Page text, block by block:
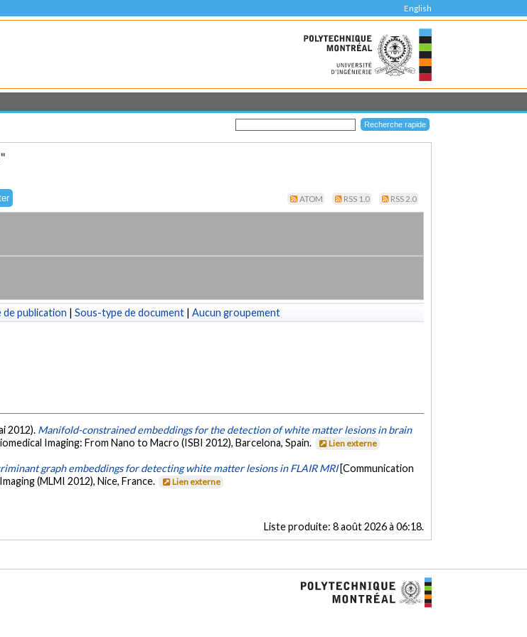
English
ATOM RSS 1.0 RSS 2.0
de publication | Sous-type de document | Aucun groupement
2012). Manifold-constrained embeddings for the detection of white matter lesions in brain
Imaging: From Nano to Macro (ISBI 2012), Barcelona, Spain. Lien externe
graph embeddings for detecting white matter lesions in FLAIR MRI [Communication
(MLMI 2012), Nice, France.
Lien externe
Liste produite: 8 août 2026 à 06:18.